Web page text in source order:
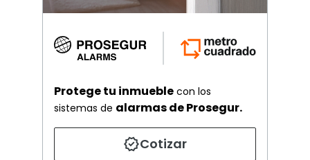
Protege tu inmueble con los
sistemas de alarmas de Prosegur.
Cotizar